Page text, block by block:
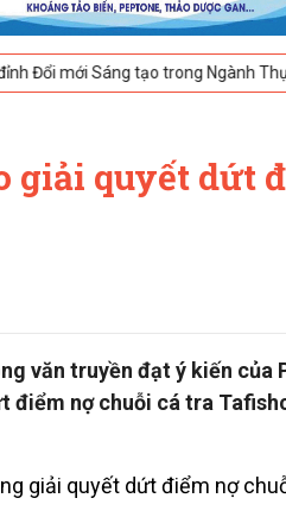
Sáng tạo trong Ngành Thực phẩm
giải quyết dứt
văn truyền đạt ý kiến
điểm nợ chuỗi cá tra